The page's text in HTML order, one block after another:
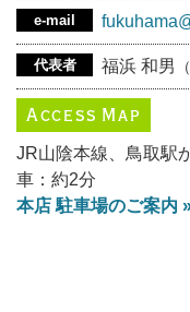
e-mail
代表者 福浜 和男
Access Map
JR山陰本線、鳥取駅
車：約2分
本店 駐車場のご案内